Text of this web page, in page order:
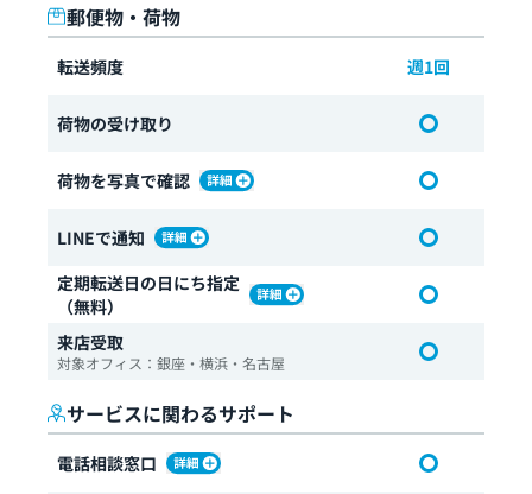
郵便物・荷物
転送頻度 週1回
荷物の受け取り
荷物を写真で確認
LINEで通知
定期転送日の日にち指定
（無料）
来店受取
対象オフィス：銀座・横浜・名古屋
サービスに関わるサポート
電話相談窓口